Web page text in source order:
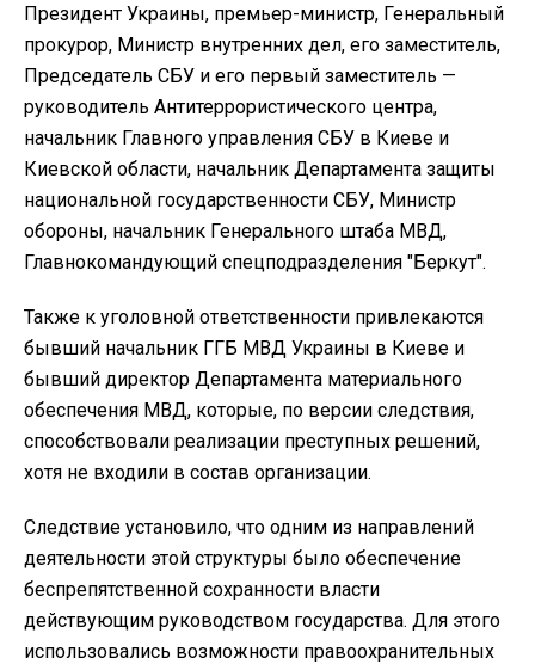
Президент Украины, премьер-министр, Генеральный
прокурор, Министр внутренних дел, его заместитель,
Председатель СБУ и его первый заместитель —
руководитель Антитеррористического центра,
начальник Главного управления СБУ в Киеве и
Киевской области, начальник Департамента защиты
национальной государственности СБУ, Министр
обороны, начальник Генерального штаба МВД,
Главнокомандующий спецподразделения "Беркут".
Также к уголовной ответственности привлекаются
бывший начальник ГГБ МВД Украины в Киеве и
бывший директор Департамента материального
обеспечения МВД, которые, по версии следствия,
способствовали реализации преступных решений,
хотя не входили в состав организации.
Следствие установило, что одним из направлений
деятельности этой структуры было обеспечение
беспрепятственной сохранности власти
действующим руководством государства. Для этого
использовались возможности правоохранительных